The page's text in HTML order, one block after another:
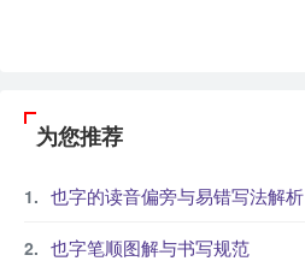
为您推荐
也字的读音偏旁与易错写法解析
也字笔顺图解与书写规范